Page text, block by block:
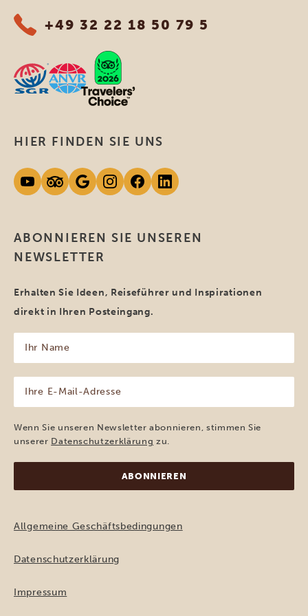
+49 32 22 18 50 79 5
ABONNIEREN SIE UNSEREN
NEWSLETTER
Erhalten Sie Ideen, Reiseführer und Inspirationen
direkt in Ihren Posteingang.
Name
(erforderlich)
Mail-
Adresse
(erforderlich)
Wenn Sie unseren Newsletter abonnieren, stimmen Sie
unserer Datenschutzerklärung zu.
HIER FINDEN SIE UNS
Allgemeine Geschäftsbedingungen
Datenschutzerklärung
Impressum